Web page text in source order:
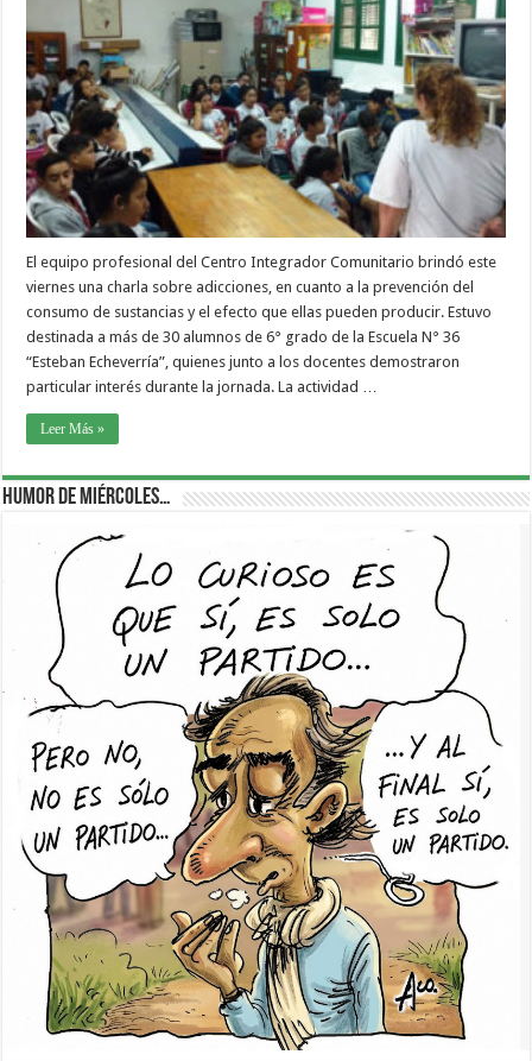
El equipo profesional del Centro Integrador Comunitario brindó este
viernes una charla sobre adicciones, en cuanto a la prevención del
consumo de sustancias y el efecto que ellas pueden producir. Estuvo
destinada a más de 30 alumnos de 6° grado de la Escuela N° 36
“Esteban Echeverría”, quienes junto a los docentes demostraron
particular interés durante la jornada. La actividad …
Leer Más »
Humor de Miércoles…